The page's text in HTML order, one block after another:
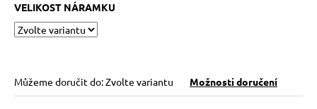
VELIKOST NÁRAMKU
Můžeme doručit do:Zvolte variantu Možnosti doručení
KROUŽEK
AG925
129